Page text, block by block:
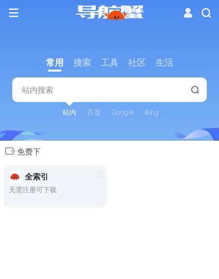
常用 搜索 工具 社区 生活
站内 百度 Google Bing
免费下
全索引
无需注册可下载